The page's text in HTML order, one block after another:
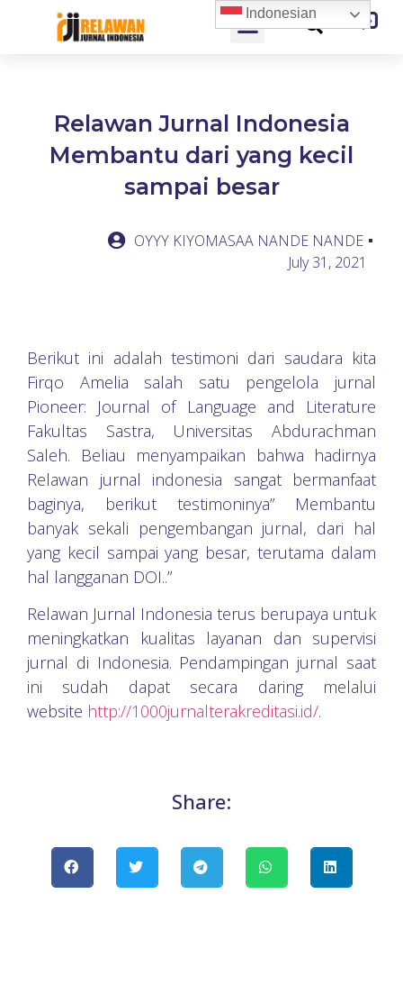
Relawan Jurnal Indonesia
Membantu dari yang kecil
sampai besar
OYYY KIYOMASAA NANDE NANDE
July 31, 2021
Berikut ini adalah testimoni dari saudara kita
Firqo Amelia salah satu pengelola jurnal
Pioneer: Journal of Language and Literature
Fakultas Sastra, Universitas Abdurachman
Saleh. Beliau menyampaikan bahwa hadirnya
Relawan jurnal indonesia sangat bermanfaat
baginya, berikut testimoninya” Membantu
banyak sekali pengembangan jurnal, dari hal
yang kecil sampai yang besar, terutama dalam
hal langganan DOI..”
Relawan Jurnal Indonesia terus berupaya untuk
meningkatkan kualitas layanan dan supervisi
jurnal di Indonesia. Pendampingan jurnal saat
ini sudah dapat secara daring melalui
website http://1000jurnalterakreditasi.id/.
Share:
Indonesian